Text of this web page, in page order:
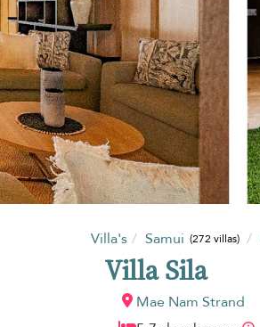
Villa's Samui (272 villas)
Villa Sila
Mae Nam Strand